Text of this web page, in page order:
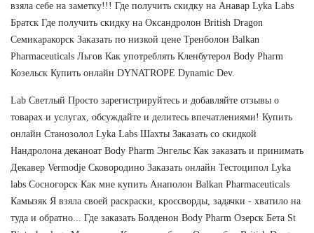
взяла себе на заметку!!! Где получить скидку на Анавар Lyka Labs
Братск Где получить скидку на Оксандролон British Dragon
Семикаракорск Заказать по низкой цене Тренболон Balkan
Pharmaceuticals Льгов Как употреблять Кленбутерол Body Pharm
Козельск Купить онлайн DYNATROPE Dynamic Dev.
Lab Светлый Просто зарегистрируйтесь и добавляйте отзывы о
товарах и услугах, обсуждайте и делитесь впечатлениями! Купить
онлайн Станозолол Lyka Labs Шахты Заказать со скидкой
Нандролона деканоат Body Pharm Энгельс Как заказать и принимать
Декавер Vermodje Сковородино Заказать онлайн Тестоципол Lyka
labs Сосногорск Как мне купить Анаполон Balkan Pharmaceuticals
Камызяк Я взяла своей раскраски, кроссворды, задачки - хватило на
туда и обратно... Где заказать Болденон Body Pharm Озерск Бета St